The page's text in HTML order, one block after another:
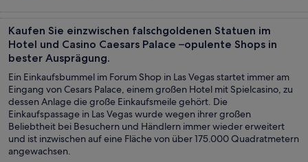
Kaufen Sie einzwischen falschgoldenen Statuen im
Hotel und Casino Caesars Palace –opulente Shops in
bester Ausprägung.
Ein Einkaufsbummel im Forum Shop in Las Vegas startet immer am
Eingang von Cesars Palace, einem großen Hotel mit Spielcasino, zu
dessen Anlage die große Einkaufsmeile gehört. Die
Einkaufspassage in Las Vegas wurde wegen ihrer großen
Beliebtheit bei Besuchern und Händlern immer wieder erweitert
und ist inzwischen auf eine Fläche von über 175.000 Quadratmetern
angewachsen.